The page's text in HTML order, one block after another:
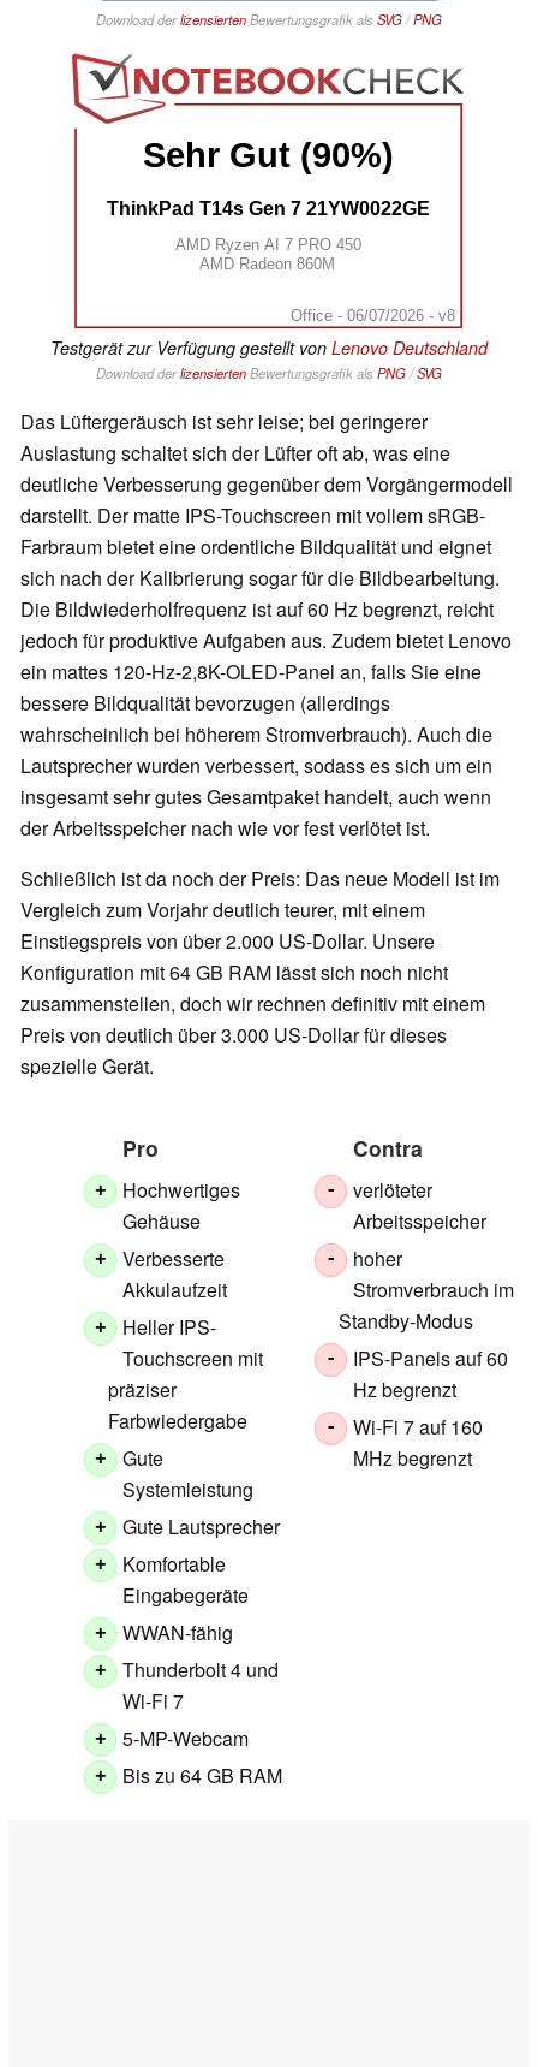
Download derlizensiertenBewertungsgrafik als SVG/PNG
Sehr Gut (90%)
ThinkPad T14s Gen 7 21YW0022GE
AMD Ryzen AI 7 PRO 450
AMD Radeon 860M
Office - 06/07/2026 - v8
Testgerät zur Verfügung gestellt von Lenovo Deutschland
Download derlizensiertenBewertungsgrafik als PNG/SVG
Das Lüftergeräusch ist sehr leise; bei geringerer
Auslastung schaltet sich der Lüfter oft ab, was eine
deutliche Verbesserung gegenüber dem Vorgängermodell
darstellt. Der matte IPS-Touchscreen mit vollem sRGB-
Farbraum bietet eine ordentliche Bildqualität und eignet
sich nach der Kalibrierung sogar für die Bildbearbeitung.
Die Bildwiederholfrequenz ist auf 60 Hz begrenzt, reicht
jedoch für produktive Aufgaben aus. Zudem bietet Lenovo
ein mattes 120-Hz-2,8K-OLED-Panel an, falls Sie eine
bessere Bildqualität bevorzugen (allerdings
wahrscheinlich bei höherem Stromverbrauch). Auch die
Lautsprecher wurden verbessert, sodass es sich um ein
insgesamt sehr gutes Gesamtpaket handelt, auch wenn
der Arbeitsspeicher nach wie vor fest verlötet ist.
Schließlich ist da noch der Preis: Das neue Modell ist im
Vergleich zum Vorjahr deutlich teurer, mit einem
Einstiegspreis von über 2.000 US-Dollar. Unsere
Konfiguration mit 64 GB RAM lässt sich noch nicht
zusammenstellen, doch wir rechnen definitiv mit einem
Preis von deutlich über 3.000 US-Dollar für dieses
spezielle Gerät.
Pro
+
Hochwertiges
Gehäuse
+
Verbesserte
Akkulaufzeit
+
Heller IPS-
Touchscreen mit
präziser
Farbwiedergabe
+
Gute
Systemleistung
+ Gute Lautsprecher
+
Komfortable
Eingabegeräte
+ WWAN-fähig
+
Thunderbolt 4 und
Wi-Fi 7
+ 5-MP-Webcam
+ Bis zu 64 GB RAM
Contra
-
verlöteter
Arbeitsspeicher
-
hoher
Stromverbrauch im
Standby-Modus
-
IPS-Panels auf 60
Hz begrenzt
-
Wi-Fi 7 auf 160
MHz begrenzt